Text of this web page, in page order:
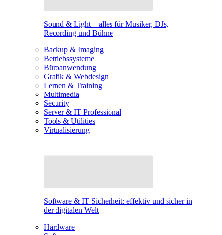
Sound & Light – alles für Musiker, DJs,
Recording und Bühne
Backup & Imaging
Betriebssysteme
Büroanwendung
Grafik & Webdesign
Lernen & Training
Multimedia
Security
Server & IT Professional
Tools & Utilities
Virtualisierung
Software & IT Sicherheit: effektiv und sicher in
der digitalen Welt
Hardware